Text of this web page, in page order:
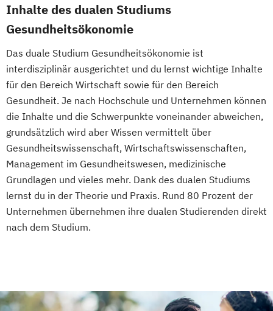
Digital Business Management
Digitale Medien - Mediapublishing und
Digitale Medien - Medienmanagement und
Kommunikation
Elektrotechnik und Informationstechnik -
Automation
Elektrotechnik und Informationstechnik -
Elektrische Energietechnik
Elektrotechnik und Informationstechnik -
Elektronik
Elektrotechnik und Informationstechnik -
Energie- und Umwelttechnik
Informatik - Angewandte Informatik
Informatik - Informationstechnik
Inhalte des dualen Studiums
Gesundheitsökonomie
Das duale Studium Gesundheitsökonomie ist
interdisziplinär ausgerichtet und du lernst wichtige Inhalte
für den Bereich Wirtschaft sowie für den Bereich
Gesundheit. Je nach Hochschule und Unternehmen können
die Inhalte und die Schwerpunkte voneinander abweichen,
grundsätzlich wird aber Wissen vermittelt über
Gesundheitswissenschaft, Wirtschaftswissenschaften,
Management im Gesundheitswesen, medizinische
Grundlagen und vieles mehr. Dank des dualen Studiums
lernst du in der Theorie und Praxis. Rund 80 Prozent der
Unternehmen übernehmen ihre dualen Studierenden direkt
nach dem Studium.